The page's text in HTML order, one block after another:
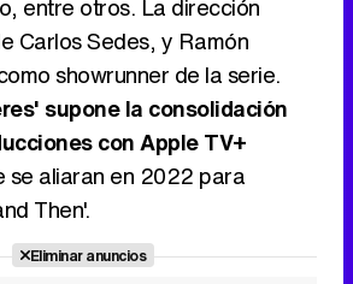
entre otros. La dirección
Carlos Sedes, y Ramón
showrunner de la serie.
supone la consolidación
con Apple TV+
se aliaran en 2022 para
Then'.
Eliminar anuncios